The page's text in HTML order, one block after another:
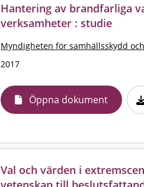
Hantering av brandfarliga
verksamheter : studie
Myndigheten för samhällsskydd
2017
Öppna dokument
Val och värden i